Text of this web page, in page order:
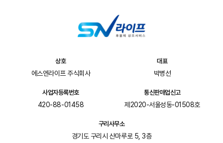
상호
에스엔라이프 주식회사
대표
박병선
사업자등록번호
420-88-01458
통신판매업신고
제2020-서울성동-01508호
구리사무소
경기도 구리시 산마루로 5, 3층